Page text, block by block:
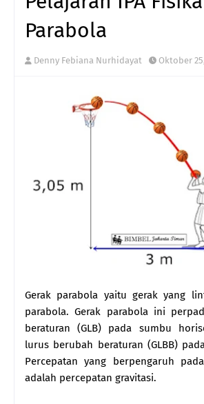
Parabola
Denny Febiana Nurhidayat Oktober
Gerak parabola yaitu gerak yang
parabola. Gerak parabola ini
beraturan (GLB) pada sumbu
lurus berubah beraturan (GLBB)
Percepatan yang berpengaruh
adalah percepatan gravitasi.